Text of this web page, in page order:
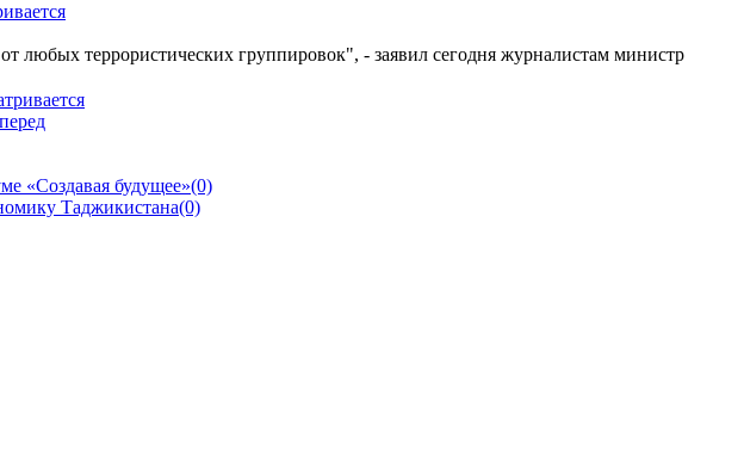
террористических группировок", - заявил сегодня журналистам министр
«Создавая будущее»(0)
Таджикистана(0)